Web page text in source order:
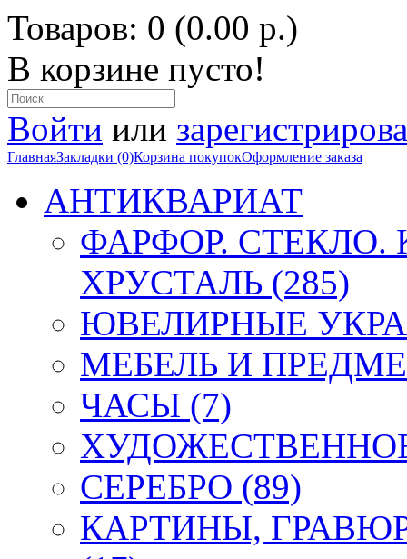
Товаров: 0 (0.00 р.)
В корзине пусто!
Войти или
ГлавнаяЗакладки (0)Корзина покупокОформление заказа
АНТИКВАРИАТ
ФАРФОР.
ХРУСТАЛЬ (285)
ЮВЕЛИРНЫЕ
МЕБЕЛЬ И
ЧАСЫ (7)
СЕРЕБРО (89)
КАРТИНЫ,